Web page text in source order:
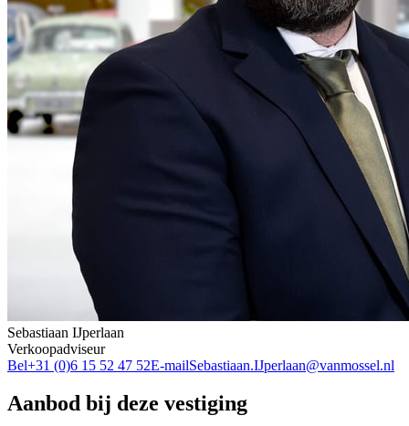
Sebastiaan IJperlaan
Verkoopadviseur
Bel+31 (0)6 15 52 47 52E-mailSebastiaan.IJperlaan@vanmossel.nl
Aanbod bij deze vestiging